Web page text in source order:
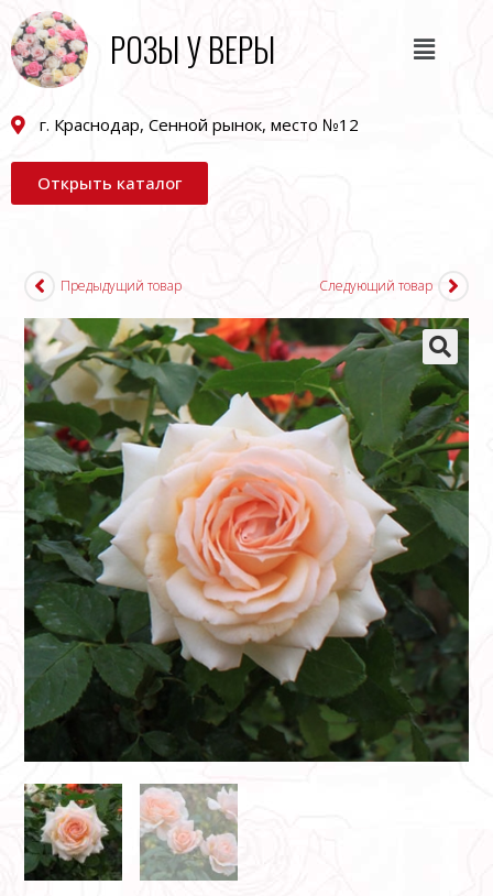
РОЗЫ У ВЕРЫ
г. Краснодар, Сенной рынок, место №12
Открыть каталог
Предыдущий товар Следующий товар